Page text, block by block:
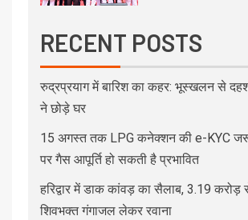
RECENT POSTS
रुद्रप्रयाग में बारिश का कहर: भूस्खलन से
ने छोड़े घर
15 अगस्त तक LPG कनेक्शन की e-KYC
पर गैस आपूर्ति हो सकती है प्रभावित
हरिद्वार में डाक कांवड़ का सैलाब, 3.19
शिवभक्त गंगाजल लेकर रवाना